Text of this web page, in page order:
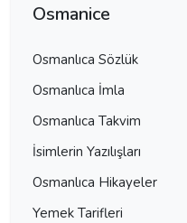
Osmanice
Osmanlıca Sözlük
Osmanlıca İmla
Osmanlıca Takvim
İsimlerin Yazılışları
Osmanlıca Hikayeler
Yemek Tarifleri